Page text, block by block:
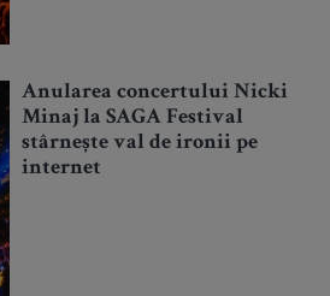
Anularea concertului Nicki
Minaj la SAGA Festival
stârnește val de ironii pe
internet